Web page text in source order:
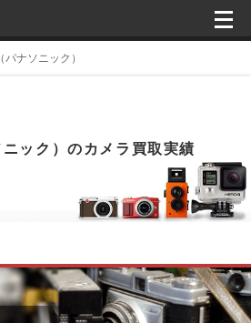
ナソニック）
ック）のカメラ買取実績